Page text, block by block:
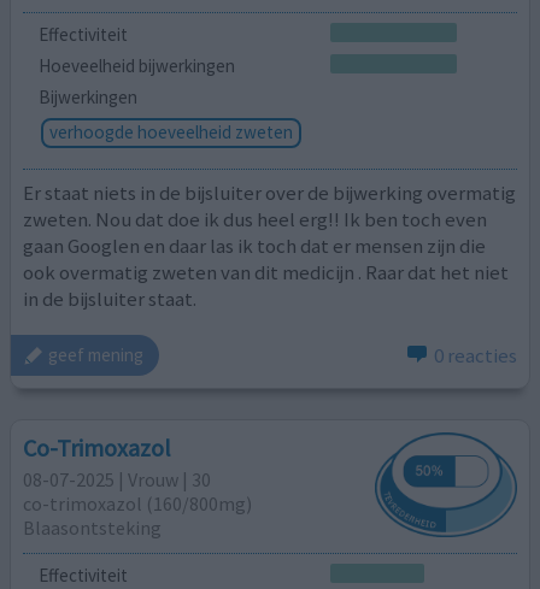
Effectiviteit
Hoeveelheid bijwerkingen
Bijwerkingen
verhoogde hoeveelheid zweten
Er staat niets in de bijsluiter over de bijwerking overmatig
zweten. Nou dat doe ik dus heel erg!! Ik ben toch even
gaan Googlen en daar las ik toch dat er mensen zijn die
ook overmatig zweten van dit medicijn . Raar dat het niet
in de bijsluiter staat.
geef mening 0 reacties
Co-Trimoxazol
08-07-2025 | Vrouw | 30
co-trimoxazol (160/800mg)
Blaasontsteking
Effectiviteit